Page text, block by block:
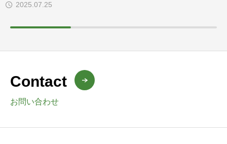
2025.07.25
Contact
お問い合わせ